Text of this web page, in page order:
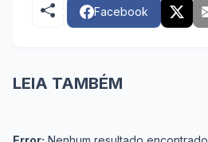
Facebook
LEIA TAMBÉM